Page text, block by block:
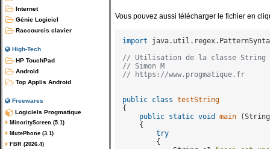
Internet
Génie Logiciel
Raccourcis clavier
High-Tech
HP TouchPad
Android
Top Applis Android
Freewares
Logiciels Progmatique
MinorityScreen (5.1)
MutePhone (3.1)
FBR (2026.4)
Vous pouvez aussi télécharger le fichier en
import
// Utilisation de la classe String
// Simon M
// https://www.progmatique.fr
public class testString
{
public static void main
{
try
{